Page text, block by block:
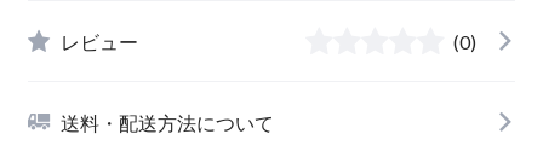
レビュー (0)
送料・配送方法について